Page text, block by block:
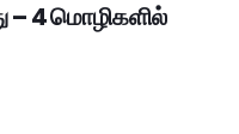
– 4 மொழிகளில்